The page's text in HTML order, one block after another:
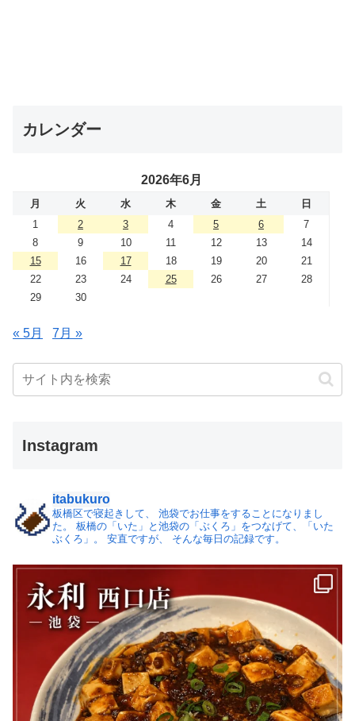
カレンダー
2026年6月
月 火 水 木 金 土
日
1
2 3 4 5 6
7
8
9 10 11 12 13
14
15
16 17 18 19 20
21
22
23 24 25 26 27
28
29
30
« 5月 7月 »
Instagram
itabukuro
板橋区で寝起きして、
池袋でお仕事をすることになりまし
た。
板橋の「いた」と池袋の「ぶくろ」をつなげて、「いた
ぶくろ」。
安直ですが、 そんな毎日の記録です。